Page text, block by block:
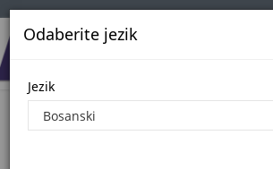
Odaberite jezik
Jezik
Oglasi